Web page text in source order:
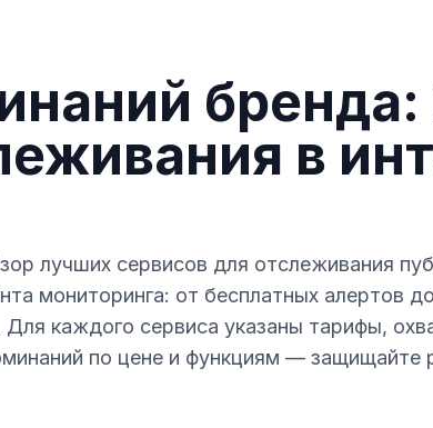
бренда:
в
лучших сервисов для отслеживания
мониторинга: от бесплатных алертов
каждого сервиса указаны тарифы,
по цене и функциям — защищайте